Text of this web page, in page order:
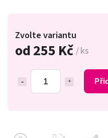
od255 Kč / ks
Zvolte variantu